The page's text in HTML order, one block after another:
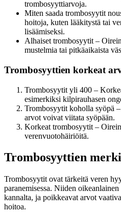
trombosyyttiarvoja.
Miten saada trombosyytit
hoitoja, kuten lääkitystä tai
lisäämiseksi.
Alhaiset trombosyytit –
mustelmia tai pitkäaikaista
Trombosyyttien korkeat
Trombosyytit yli 400 –
esimerkiksi kilpirauhasen
Trombosyytit koholla syöpä
arvot voivat viitata syöpään.
Korkeat trombosyytit –
verenvuotohäiriöitä.
Trombosyyttien
Trombosyytit ovat tärkeitä veren
paranemisessa. Niiden
kannalta, ja poikkeavat arvot
hoitoa.